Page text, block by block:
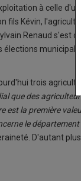
à celle
fils Kévin,
Renaud s'est
trois
que des
est la première
le département"
D'autant